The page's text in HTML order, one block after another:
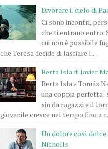
Divorare il cielo di
Ci sono incontri,
che ti entrano entro.
cui non è possibile
che Teresa decide di lasciare l...
Berta Isla di Javier
Berta Isla e Tomás
una coppia perfetta:
sin da ragazzi e il
giovanile cresce nel tempo fino a
Un dolore così dolce
Nicholls